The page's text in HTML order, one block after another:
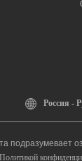
Россия -
подразумевает
Политикой